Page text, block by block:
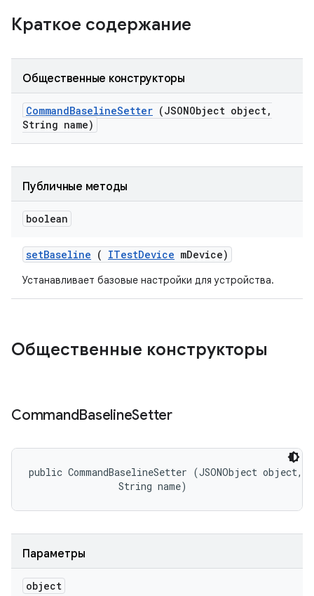
Краткое содержание
Общественные конструкторы
CommandBaselineSetter (JSONObject object,
String name)
Публичные методы
boolean
setBaseline ( ITestDevice mDevice)
Устанавливает базовые настройки для устройства.
Общественные конструкторы
CommandBaselineSetter
public CommandBaselineSetter (JSONObject object,
                String name)
Параметры
object